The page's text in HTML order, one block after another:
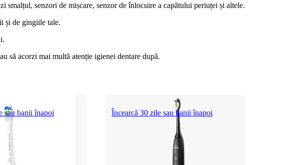
smalțul, senzori de mișcare, senzor de înlocuire a capătului periuței și altele.
și de gingiile tale.
să acorzi mai multă atenție igienei dentare după.
sau banii înapoi Încearcă 30 zile sau banii înapoi